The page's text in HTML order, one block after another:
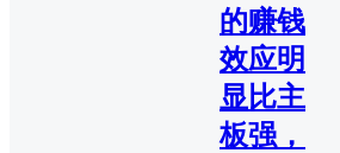
的赚钱
效应明
显比主
板强，